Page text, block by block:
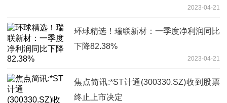
2023-04-21
环球精选！瑞联新材：一季度净利润同比
下降82.38%
2023-04-21
焦点简讯:*ST计通(300330.SZ)收到股票
终止上市决定